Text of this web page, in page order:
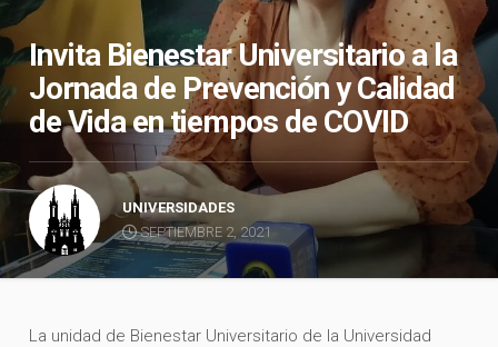
Invita Bienestar Universitario a la
Jornada de Prevención y Calidad
de Vida en tiempos de COVID
UNIVERSIDADES
SEPTIEMBRE 2, 2021
La unidad de Bienestar Universitario de la Universidad